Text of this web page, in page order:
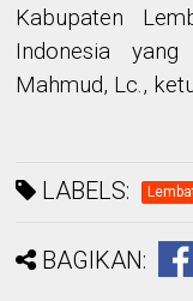
Kabupaten
Indonesia
Mahmud, Lc.,
LABELS:
BAGIKAN: